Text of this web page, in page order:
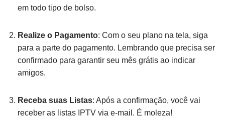
em todo tipo de bolso.
Realize o Pagamento: Com o seu plano na tela, siga
para a parte do pagamento. Lembrando que precisa ser
confirmado para garantir seu mês grátis ao indicar
amigos.
Receba suas Listas: Após a confirmação, você vai
receber as listas IPTV via e-mail. É moleza!